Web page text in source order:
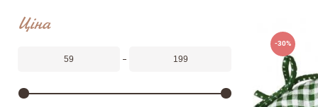
Ціна
-30%
Залишити